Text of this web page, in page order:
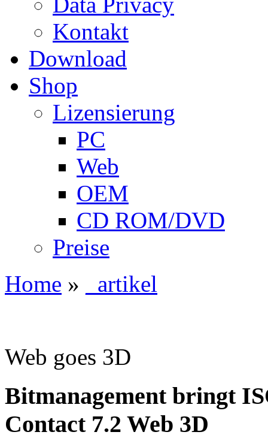
Kontakt
Download
Shop
Lizensierung
PC
Web
OEM
CD ROM/DVD
Preise
Home » _artikel
Web goes 3D
Bitmanagement bringt
Contact 7.2 Web 3D